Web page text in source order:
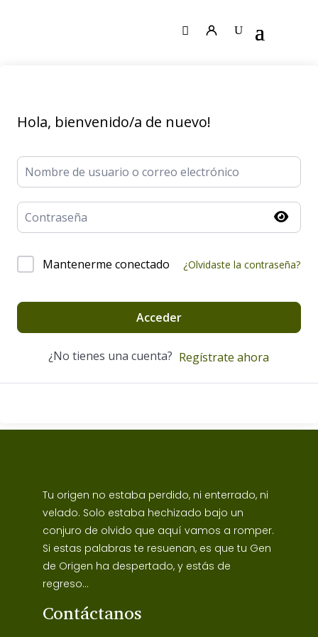
Hola, bienvenido/a de nuevo!
Mantenerme conectado ¿Olvidaste la contraseña?
Acceder
¿No tienes una cuenta? Regístrate ahora
Tu origen no estaba perdido, ni enterrado, ni
velado. Solo estaba hechizado bajo un
conjuro de olvido que aquí vamos a romper.
Si estas palabras te resuenan, es que tu Gen
de Origen ha despertado, y estás de
regreso...
Contáctanos